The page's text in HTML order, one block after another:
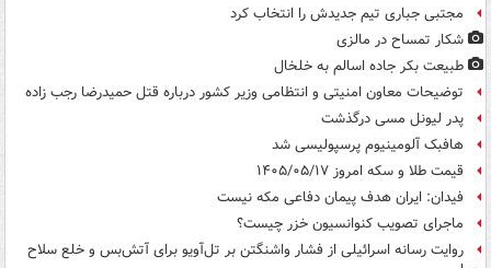
مجتبی جباری تیم جدیدش را انتخاب کرد
شکار تمساح در مالزی
طبیعت بکر جاده اسالم به خلخال
توضیحات معاون امنیتی و انتظامی وزیر کشور درباره قتل حمیدرضا رجب زاده
پدر لیونل مسی درگذشت
هافبک آلومینیوم پرسپولیسی شد
قیمت طلا و سکه امروز ۱۴۰۵/۰۵/۱۷
فیدان: ایران هدف پیمان دفاعی مکه نیست
ماجرای تصویب کنوانسیون خزر چیست؟
روایت رسانه اسرائیلی از فشار واشنگتن بر تل‌آویو برای آتش‌بس و خلع سلاح